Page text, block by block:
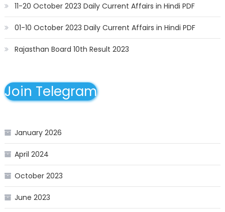
11-20 October 2023 Daily Current Affairs in Hindi PDF
01-10 October 2023 Daily Current Affairs in Hindi PDF
Rajasthan Board 10th Result 2023
Join Telegram
January 2026
April 2024
October 2023
June 2023